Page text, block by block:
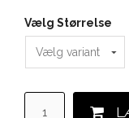
Vælg Størrelse